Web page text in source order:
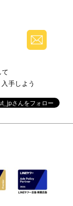
手しよう